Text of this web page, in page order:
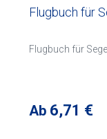
Flugbuch für
Flugbuch für
Regulärer
Ab 6,71 €